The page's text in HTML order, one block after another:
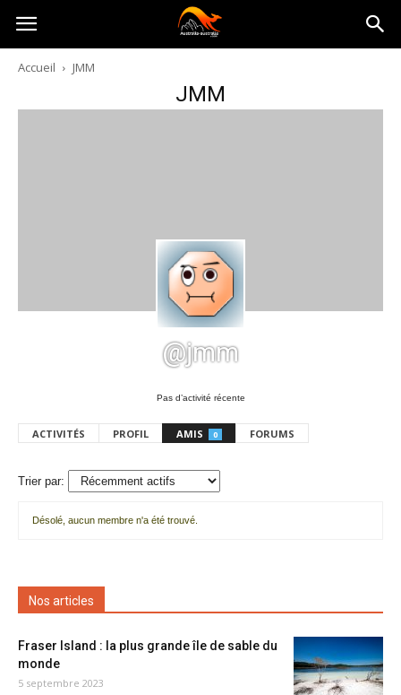
Australia-
australie.com
Accueil JMM
JMM
@jmm
Pas d’activité récente
ACTIVITÉS PROFIL AMIS 0 FORUMS
Trier par:
amis
Désolé, aucun membre n'a été trouvé.
Nos articles
Fraser Island : la plus grande île de sable du
monde
5 septembre 2023